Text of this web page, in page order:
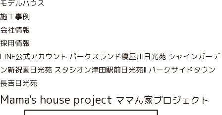
モデルハウス
施工事例
会社情報
採用情報
LINE公式アカウント パークスランド寝屋川日光苑 シャインガーデ
ン新祝園日光苑 スタシオン津田駅前日光苑Ⅱ パークサイドタウン
長吉日光苑
Mama's house project ママん家プロジェクト